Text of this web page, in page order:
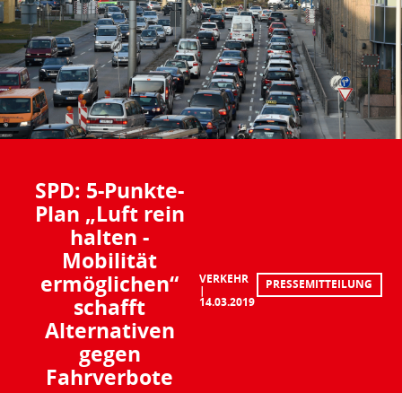
SPD: 5-Punkte-
Plan „Luft rein
halten -
Mobilität
ermöglichen“
schafft
Alternativen
gegen
Fahrverbote
VERKEHR
14.03.2019
PRESSEMITTEILUNG